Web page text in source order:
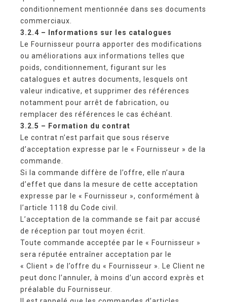
conditionnement mentionnée dans ses documents
commerciaux.
3.2.4 – Informations sur les catalogues
Le Fournisseur pourra apporter des modifications
ou améliorations aux informations telles que
poids, conditionnement, figurant sur les
catalogues et autres documents, lesquels ont
valeur indicative, et supprimer des références
notamment pour arrêt de fabrication, ou
remplacer des références le cas échéant.
3.2.5 – Formation du contrat
Le contrat n’est parfait que sous réserve
d’acceptation expresse par le « Fournisseur » de la
commande.
Si la commande diffère de l’offre, elle n’aura
d’effet que dans la mesure de cette acceptation
expresse par le « Fournisseur », conformément à
l’article 1118 du Code civil.
L’acceptation de la commande se fait par accusé
de réception par tout moyen écrit.
Toute commande acceptée par le « Fournisseur »
sera réputée entraîner acceptation par le
« Client » de l’offre du « Fournisseur ». Le Client ne
peut donc l’annuler, à moins d’un accord exprès et
préalable du Fournisseur.